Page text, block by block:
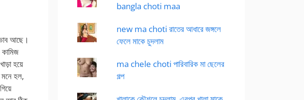
আছে।
হয়ে
হল,
bangla choti maa
new ma choti রাতের আধারে জঙ্গলে
ফেলে মাকে চুদলাম
ma chele choti পারিবারিক মা ছেলের
গল্প